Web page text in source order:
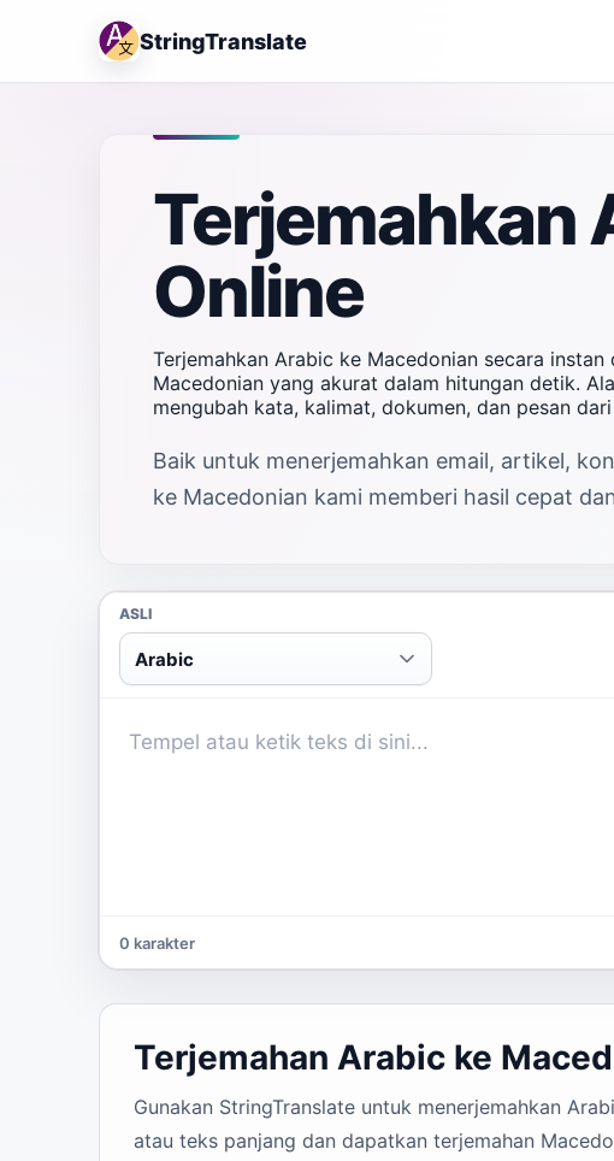
StringTranslate
Terjemahkan
Online
Terjemahkan Arabic ke Macedonian secara
Macedonian yang akurat dalam hitungan detik.
mengubah kata, kalimat, dokumen, dan pesan
Baik untuk menerjemahkan email, artikel,
ke Macedonian kami memberi hasil cepat
ASLI
Arabic
0 karakter
Terjemahan Arabic ke
Gunakan StringTranslate untuk menerjemahkan
atau teks panjang dan dapatkan terjemahan